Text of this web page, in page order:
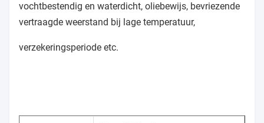
vochtbestendig en waterdicht, oliebewijs, bevriezende
vertraagde weerstand bij lage temperatuur,
verzekeringsperiode etc.